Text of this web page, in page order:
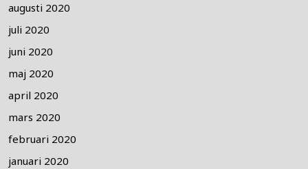
augusti 2020
juli 2020
juni 2020
maj 2020
april 2020
mars 2020
februari 2020
januari 2020